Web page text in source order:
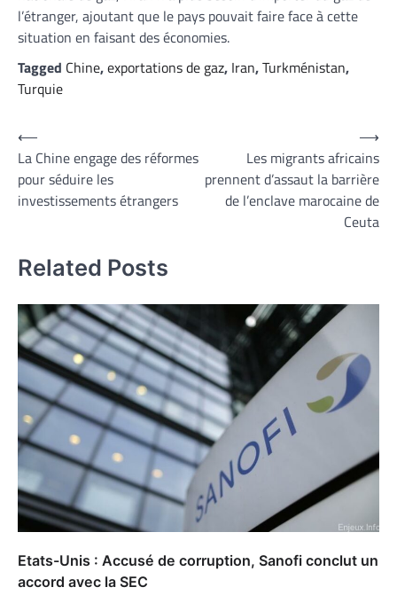
l’étranger, ajoutant que le pays pouvait faire face à cette
situation en faisant des économies.
Tagged Chine,exportations de gaz, Iran,Turkménistan,
Turquie
Navigation
de
l’article
⟵
La Chine engage des réformes
pour séduire les
investissements étrangers
Les migrants africains
prennent d’assaut la barrière
de l’enclave marocaine de
Ceuta
⟶
Related Posts
Etats-Unis : Accusé de corruption, Sanofi conclut un
accord avec la SEC